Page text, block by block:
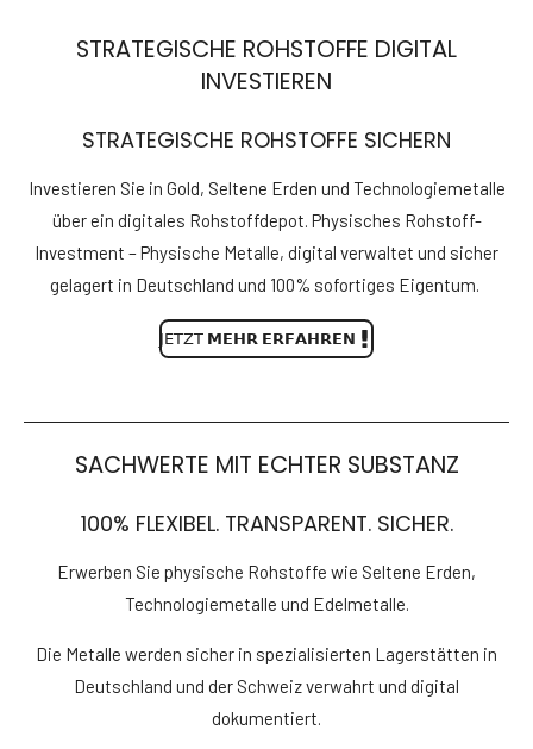
STRATEGISCHE ROHSTOFFE DIGITAL
INVESTIEREN
STRATEGISCHE ROHSTOFFE SICHERN
Investieren Sie in Gold, Seltene Erden und Technologiemetalle
über ein digitales Rohstoffdepot. Physisches Rohstoff-
Investment – Physische Metalle, digital verwaltet und sicher
gelagert in Deutschland und 100% sofortiges Eigentum.
𝖩𝖤𝖳𝖹𝖳 𝗠𝗘𝗛𝗥 𝗘𝗥𝗙𝗔𝗛𝗥𝗘𝗡
SACHWERTE MIT ECHTER SUBSTANZ
100% FLEXIBEL. TRANSPARENT. SICHER.
Erwerben Sie physische Rohstoffe wie Seltene Erden,
Technologiemetalle und Edelmetalle.
Die Metalle werden sicher in spezialisierten Lagerstätten in
Deutschland und der Schweiz verwahrt und digital
dokumentiert.